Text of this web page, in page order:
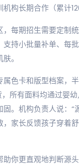
构长期合作（累计
，每期招生需要定制
支持小批量补单、每
。
色卡和版型档案，半
所有面料均通过婴
固。机构负责人说：“
，家长反馈孩子穿着
助你更直观地判断源